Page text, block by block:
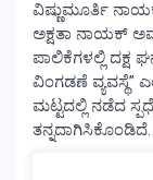
ವಿಷ್ಣುಮೂರ್ತಿ
ಅಕ್ಷತಾ ನಾಯಕ್
ಪಾಲಿಕೆಗಳಲ್ಲಿ ದಕ್ಷ
ವಿಂಗಡಣೆ ವ್ಯವಸ್ಥೆ”
ಮಟ್ಟದಲ್ಲಿ ನಡೆದ
ತನ್ನದಾಗಿಸಿಕೊಂಡಿದೆ.